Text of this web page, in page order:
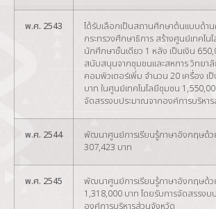
พ.ศ. 2543
ได้รับเลือกเป็นสถานศึกษาต้นแบบด้
กระทรวงศึกษาธิการ สร้างศูนย์เทคโน
นักศึกษาชั้นเดียว 1 หลัง เป็นเงิน
สนับสนุนจากชุมชนและสหการ วิทยา
คอมพิวเตอร์เพิ่ม จำนวน 20 เครื่อง เ
บาท ในศูนย์เทคโนโลยีชุมชน
จัดสรรงบประมาณจากองค์การบริหา
พ.ศ. 2544
พัฒนาศูนย์การเรียนรู้ภาษาอังกฤษด้ว
307,423 บาท
พ.ศ. 2545
พัฒนาศูนย์การเรียนรู้ภาษาอังกฤษด้ว
1,318,000 บาท โดยรับการจัดสรรงบ